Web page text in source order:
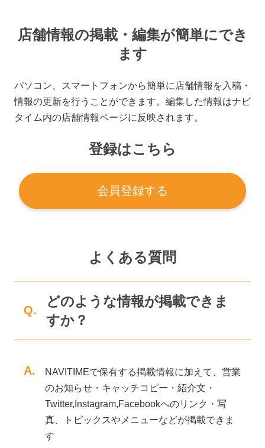
店舗情報の掲載・編集が簡単にでき
ます
パソコン、スマートフォンから簡単に店舗情報を入稿・
情報の更新を行うことができます。編集した情報はナビ
タイム内の店舗情報ページに反映されます。
登録はこちら
会員登録する
よくある質問
Q.
どのような情報が掲載できま
すか？
A.
NAVITIMEで保有する掲載情報に加えて、営業
のお知らせ・キャッチコピー・紹介文・
Twitter,Instagram,Facebookへのリンク・写
真、トピックスやメニューなどが掲載できま
す